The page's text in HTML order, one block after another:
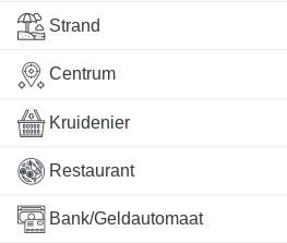
Strand
Centrum
Kruidenier
Restaurant
Bank/Geldautomaat